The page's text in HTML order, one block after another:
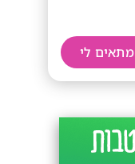
מתאים לי